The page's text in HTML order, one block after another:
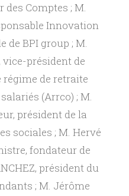
Comptes ; M.
Innovation
de BPI group ; M.
vice-président de
régime de retraite
(Arrco) ; M.
président de la
sociales ; M. Hervé
fondateur de
président du
; M. Jérôme